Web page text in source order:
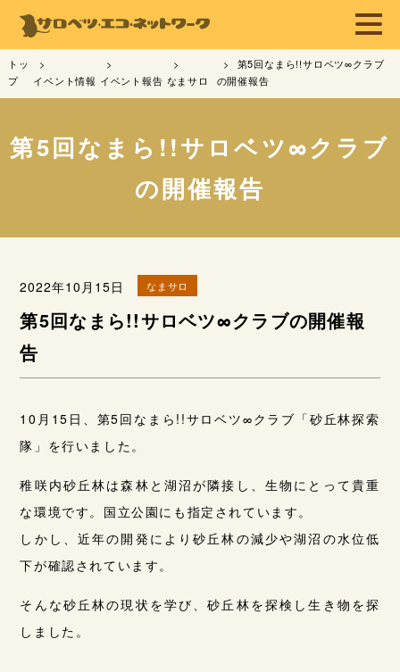
トッ
プ
イベント情報 イベント報告 なまサロ
第5回なまら!!サロベツ∞クラブ
の開催報告
第5回なまら!!サロベツ∞クラブ
の開催報告
2022年10月15日 なまサロ
第5回なまら!!サロベツ∞クラブの開催報
告
10月15日、第5回なまら!!サロベツ∞クラブ「砂丘林探索
隊」を行いました。
稚咲内砂丘林は森林と湖沼が隣接し、生物にとって貴重
な環境です。国立公園にも指定されています。
しかし、近年の開発により砂丘林の減少や湖沼の水位低
下が確認されています。
そんな砂丘林の現状を学び、砂丘林を探検し生き物を探
しました。